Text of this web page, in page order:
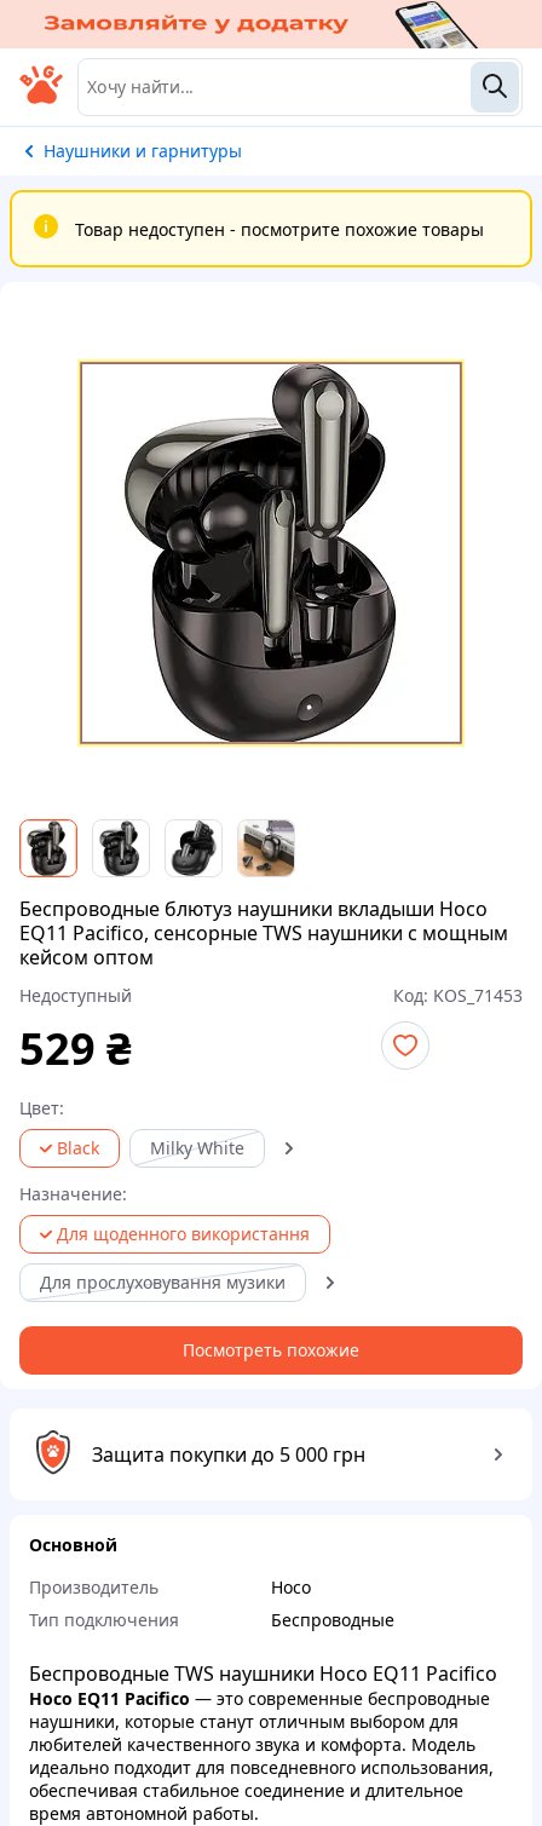
Наушники и гарнитуры
Товар недоступен - посмотрите похожие товары
Беспроводные блютуз наушники вкладыши Hoco
EQ11 Pacifico, сенсорные TWS наушники с мощным
кейсом оптом
Недоступный Код: KOS_71453
529 ₴
Цвет:
Black
Milky White
Назначение:
Для щоденного використання
Для прослуховування музики
Посмотреть похожие
Защита покупки до 5 000 грн
Основной
Производитель
Hoco
Тип подключения
Беспроводные
Беспроводные TWS наушники Hoco EQ11 Pacifico
Hoco EQ11 Pacifico — это современные беспроводные
наушники, которые станут отличным выбором для
любителей качественного звука и комфорта. Модель
идеально подходит для повседневного использования,
обеспечивая стабильное соединение и длительное
время автономной работы.